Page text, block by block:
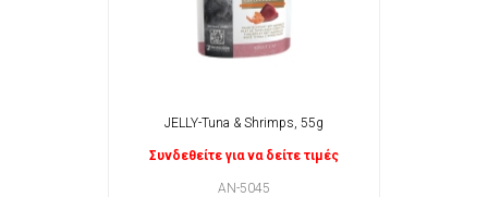
JELLY-Tuna & Shrimps, 55g
Συνδεθείτε για να δείτε τιμές
AN-5045